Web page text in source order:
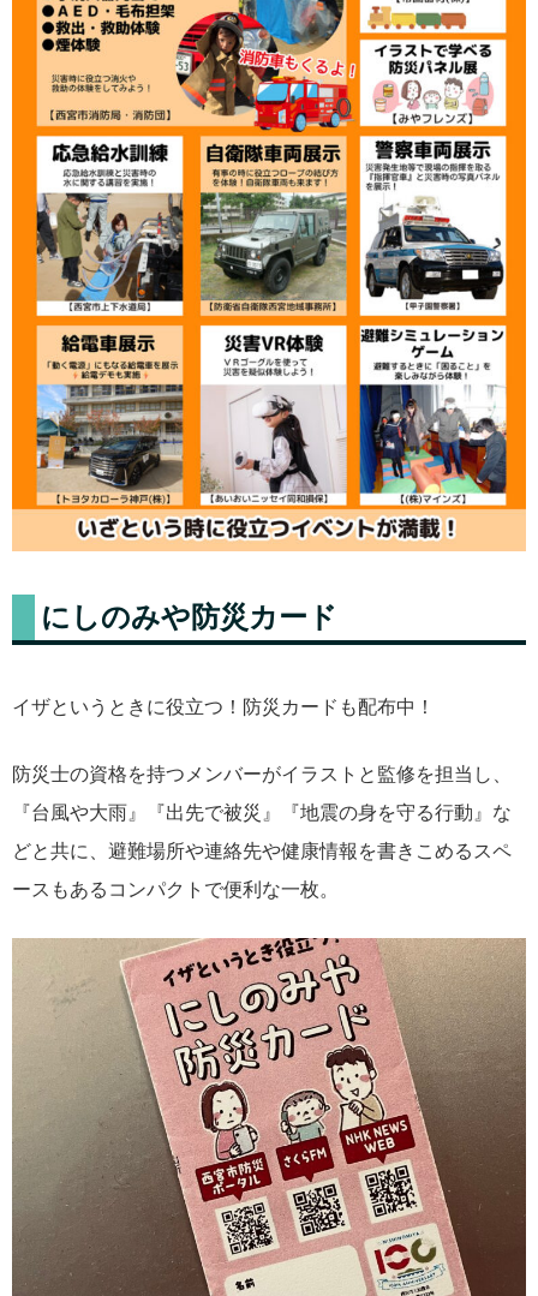
にしのみや防災カード
イザというときに役立つ！防災カードも配布中！
防災士の資格を持つメンバーがイラストと監修を担当し、
『台風や大雨』『出先で被災』『地震の身を守る行動』な
どと共に、避難場所や連絡先や健康情報を書きこめるスペ
ースもあるコンパクトで便利な一枚。